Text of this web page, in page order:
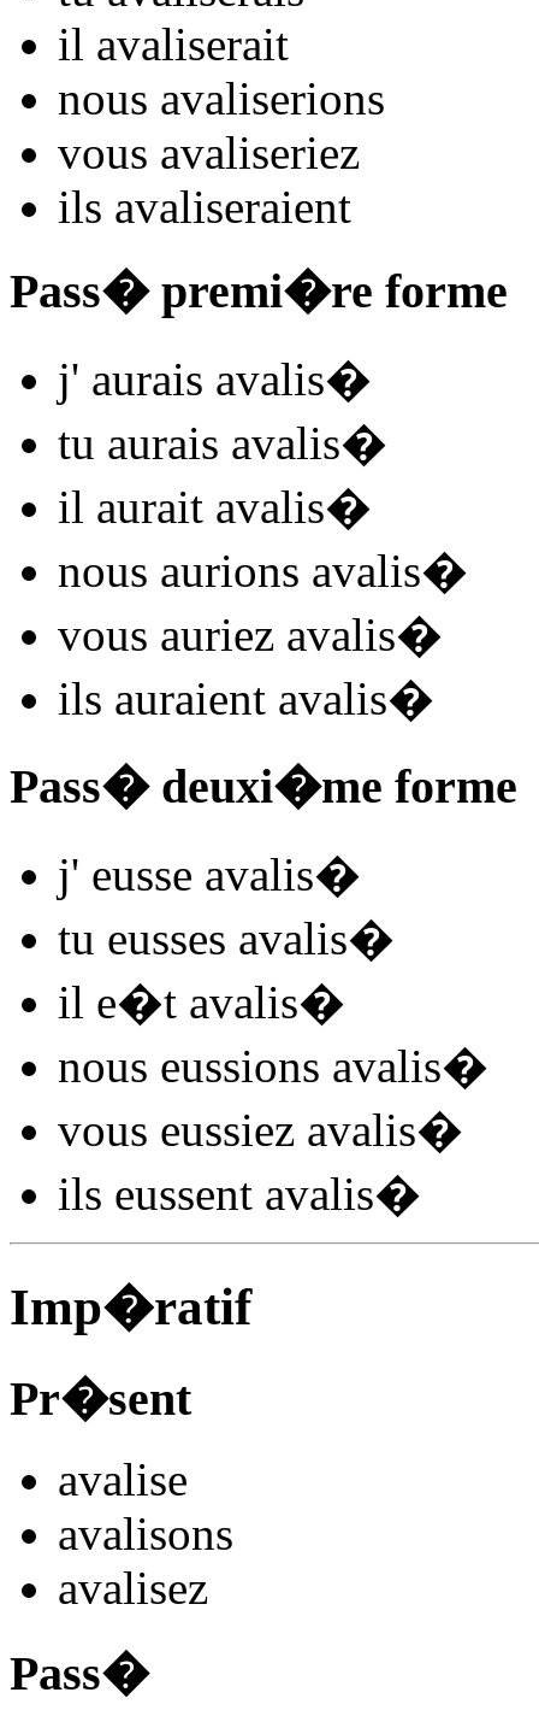
il avaliserait
nous avaliserions
vous avaliseriez
ils avaliseraient
Pass� premi�re forme
j' aurais avalis�
tu aurais avalis�
il aurait avalis�
nous aurions avalis�
vous auriez avalis�
ils auraient avalis�
Pass� deuxi�me forme
j' eusse avalis�
tu eusses avalis�
il e�t avalis�
nous eussions avalis�
vous eussiez avalis�
ils eussent avalis�
Imp�ratif
Pr�sent
avalise
avalisons
avalisez
Pass�